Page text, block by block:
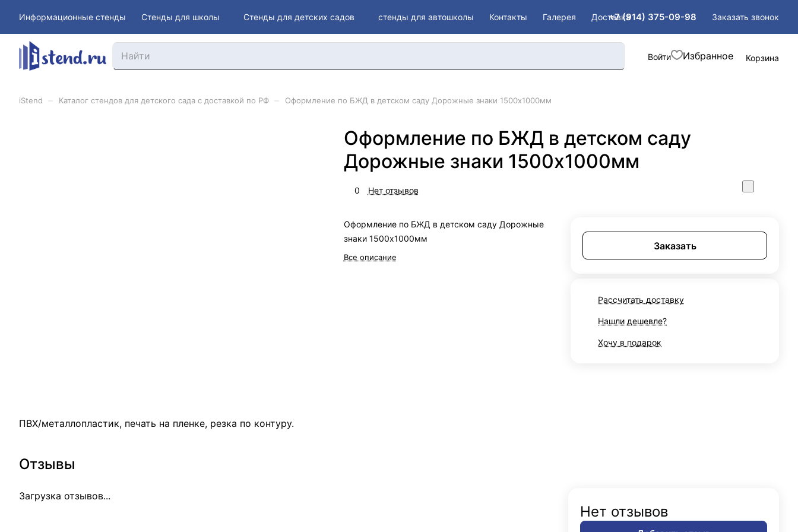
Информационные стенды Стенды для школы Стенды для детских садов стенды для автошколы Контакты Галерея Доставка
+7 (914) 375-09-98 Заказать звонок
Войти Корзина
iStend Каталог стендов для детского сада с доставкой по РФ Оформление по БЖД в детском саду Дорожные знаки 1500х1000мм
Оформление по БЖД в детском саду
Дорожные знаки 1500х1000мм
0 Нет отзывов
Оформление по БЖД в детском саду Дорожные
знаки 1500х1000мм
Все описание
Заказать
Рассчитать доставку
Нашли дешевле?
Хочу в подарок
ПВХ/металлопластик, печать на пленке, резка по контуру.
Отзывы
Загрузка отзывов...
Нет отзывов